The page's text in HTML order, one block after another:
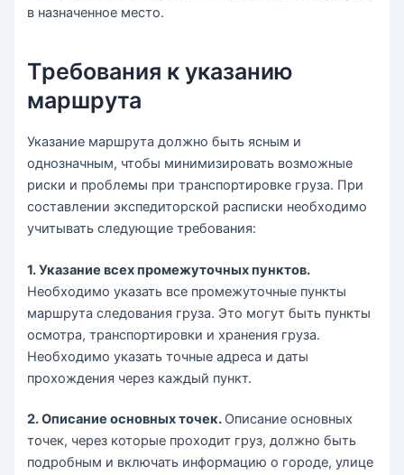
в назначенное место.
Требования к указанию
маршрута
Указание маршрута должно быть ясным и
однозначным, чтобы минимизировать возможные
риски и проблемы при транспортировке груза. При
составлении экспедиторской расписки необходимо
учитывать следующие требования:
1. Указание всех промежуточных пунктов.
Необходимо указать все промежуточные пункты
маршрута следования груза. Это могут быть пункты
осмотра, транспортировки и хранения груза.
Необходимо указать точные адреса и даты
прохождения через каждый пункт.
2. Описание основных точек. Описание основных
точек, через которые проходит груз, должно быть
подробным и включать информацию о городе, улице